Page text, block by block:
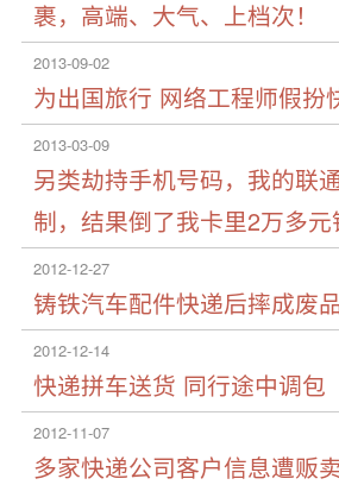
裹，高端、大气、上档次！
2013-09-02
为出国旅行 网络工程师假扮
2013-03-09
另类劫持手机号码，我的联
制，结果倒了我卡里2万多元
2012-12-27
铸铁汽车配件快递后摔成废
2012-12-14
快递拼车送货 同行途中调包
2012-11-07
多家快递公司客户信息遭贩